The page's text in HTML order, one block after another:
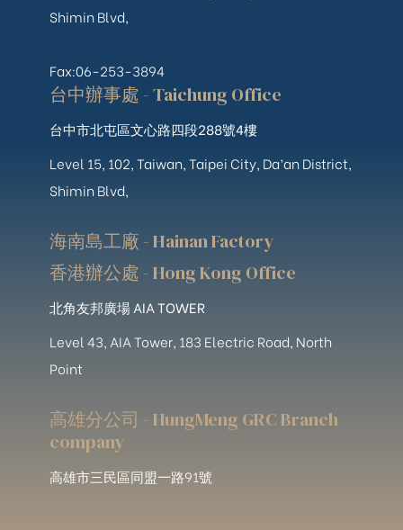
Shimin Blvd,
Fax:06-253-3894
台中辦事處 - Taichung Office
台中市北屯區文心路四段288號4樓
Level 15, 102, Taiwan, Taipei City, Da’an District,
Shimin Blvd,
海南島工廠 - Hainan Factory
香港辦公處 - Hong Kong Office
北角友邦廣場 AIA TOWER
Level 43, AIA Tower, 183 Electric Road, North
Point
高雄分公司 - HungMeng GRC Branch
company
高雄市三民區同盟一路91號